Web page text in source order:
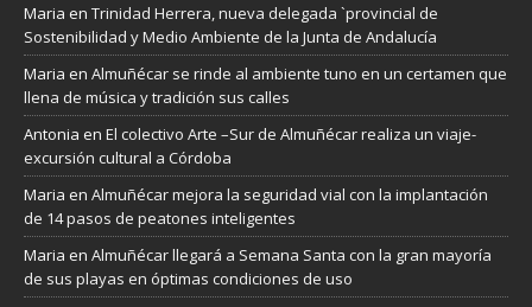
Maria en Trinidad Herrera, nueva delegada `provincial de
Sostenibilidad y Medio Ambiente de la Junta de Andalucía
Maria en Almuñécar se rinde al ambiente tuno en un certamen que
llena de música y tradición sus calles
Antonia en El colectivo Arte –Sur de Almuñécar realiza un viaje-
excursión cultural a Córdoba
Maria en Almuñécar mejora la seguridad vial con la implantación
de 14 pasos de peatones inteligentes
Maria en Almuñécar llegará a Semana Santa con la gran mayoría
de sus playas en óptimas condiciones de uso